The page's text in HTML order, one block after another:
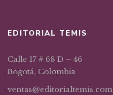
EDITORIAL TEMIS
Calle 17 # 68 D – 46
Bogotá, Colombia
ventas@editorialtemis.com